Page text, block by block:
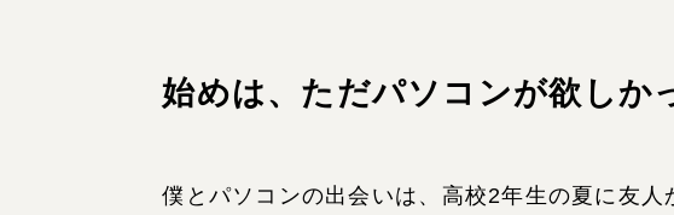
始めは、ただパソコンが欲しか
僕とパソコンの出会いは、高校2年生の夏に友